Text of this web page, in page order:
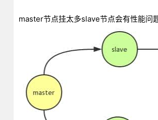
master节点挂太多slave节点会有性能问